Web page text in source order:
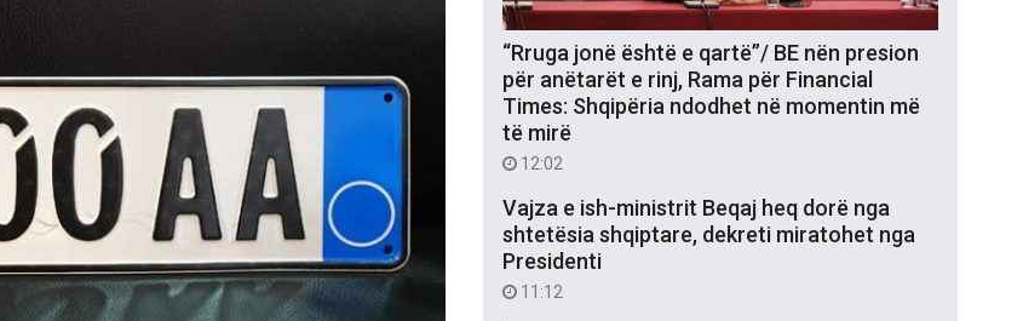
“Rruga jonë është e qartë”/ BE nën presion
për anëtarët e rinj, Rama për Financial
Times: Shqipëria ndodhet në momentin më
të mirë
12:02
Vajza e ish-ministrit Beqaj heq dorë nga
shtetësia shqiptare, dekreti miratohet nga
Presidenti
11:12